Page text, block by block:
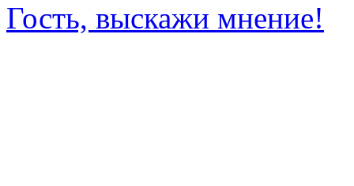
Гость, выскажи мнение!